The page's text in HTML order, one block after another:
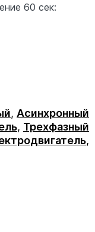
60 сек:
, Асинхронный
, Трехфазный
,